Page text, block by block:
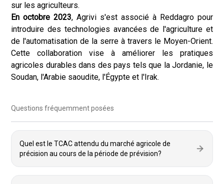
sur les agriculteurs.
En octobre 2023, Agrivi s'est associé à Reddagro pour
introduire des technologies avancées de l'agriculture et
de l'automatisation de la serre à travers le Moyen-Orient.
Cette collaboration vise à améliorer les pratiques
agricoles durables dans des pays tels que la Jordanie, le
Soudan, l'Arabie saoudite, l'Égypte et l'Irak.
Questions fréquemment posées
Quel est le TCAC attendu du marché agricole de
précision au cours de la période de prévision?